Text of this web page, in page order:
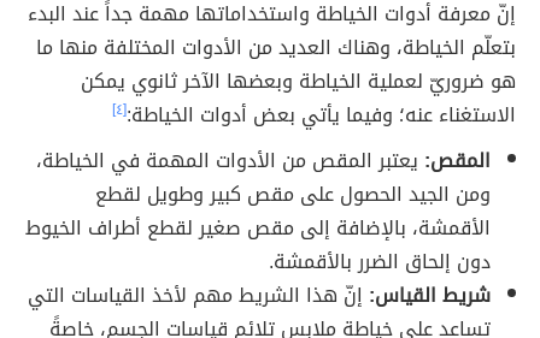
إنّ معرفة أدوات الخياطة واستخداماتها مهمة جداً عند البدء
بتعلّم الخياطة، وهناك العديد من الأدوات المختلفة منها ما
هو ضروريّ لعملية الخياطة وبعضها الآخر ثانوي يمكن
الاستغناء عنه؛ وفيما يأتي بعض أدوات الخياطة:[٤]
المقص: يعتبر المقص من الأدوات المهمة في الخياطة،
ومن الجيد الحصول على مقص كبير وطويل لقطع
الأقمشة، بالإضافة إلى مقص صغير لقطع أطراف الخيوط
دون إلحاق الضرر بالأقمشة.
شريط القياس: إنّ هذا الشريط مهم لأخذ القياسات التي
تساعد على خياطة ملابس تلائم قياسات الجسم، خاصةً